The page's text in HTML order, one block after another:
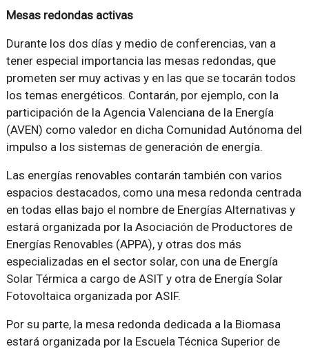
Mesas redondas activas
Durante los dos días y medio de conferencias, van a
tener especial importancia las mesas redondas, que
prometen ser muy activas y en las que se tocarán todos
los temas energéticos. Contarán, por ejemplo, con la
participación de la Agencia Valenciana de la Energía
(AVEN) como valedor en dicha Comunidad Autónoma del
impulso a los sistemas de generación de energía.
Las energías renovables contarán también con varios
espacios destacados, como una mesa redonda centrada
en todas ellas bajo el nombre de Energías Alternativas y
estará organizada por la Asociación de Productores de
Energías Renovables (APPA), y otras dos más
especializadas en el sector solar, con una de Energía
Solar Térmica a cargo de ASIT y otra de Energía Solar
Fotovoltaica organizada por ASIF.
Por su parte, la mesa redonda dedicada a la Biomasa
estará organizada por la Escuela Técnica Superior de